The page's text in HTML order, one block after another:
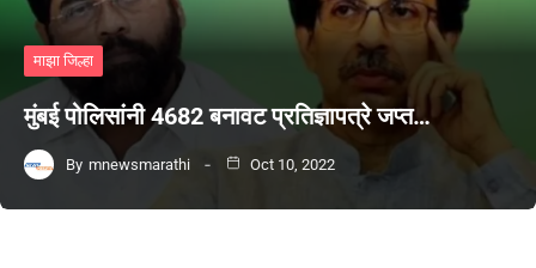
माझा जिल्हा
मुंबई पोलिसांनी 4682 बनावट प्रतिज्ञापत्रे जप्त…
By mnewsmarathi Oct 10, 2022